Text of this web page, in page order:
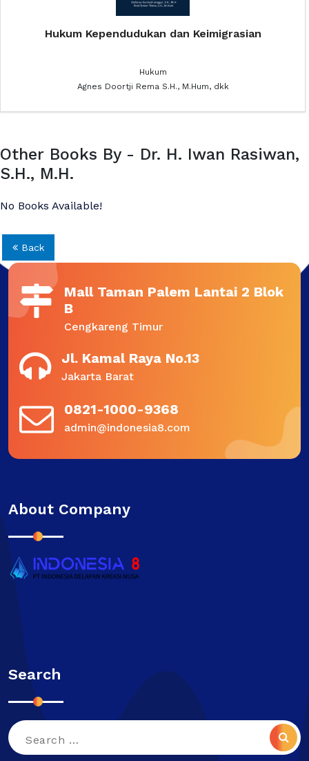
Hukum Kependudukan dan Keimigrasian
Hukum
Agnes Doortji Rema S.H., M.Hum, dkk
Other Books By - Dr. H. Iwan Rasiwan,
S.H., M.H.
No Books Available!
Back
Mall Taman Palem Lantai 2 Blok
B
Cengkareng Timur
Jl. Kamal Raya No.13
Jakarta Barat
0821-1000-9368
admin@indonesia8.com
About Company
Search
Search